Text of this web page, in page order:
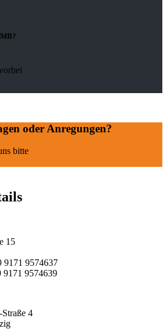
oder Anregungen?
bitte
15
9171 9574637
9171 9574639
4